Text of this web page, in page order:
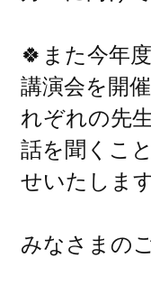
🍀また今年
講演会を開
れぞれの先
話を聞くこ
せいたしま
みなさまの